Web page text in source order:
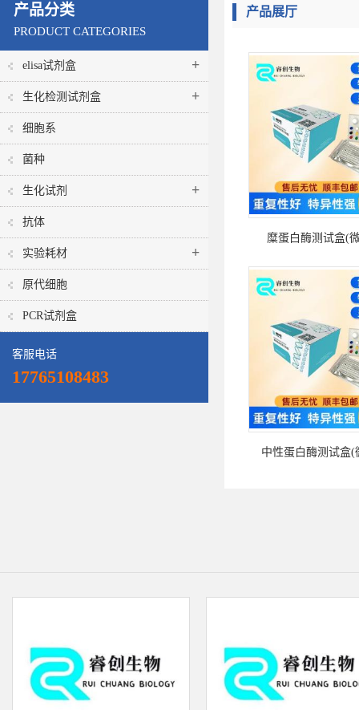
产品分类
PRODUCT CATEGORIES
elisa试剂盒 +
生化检测试剂盒 +
细胞系
菌种
生化试剂 +
抗体
实验耗材 +
原代细胞
PCR试剂盒
客服电话
17765108483
产品展厅
糜蛋白酶测试盒(
中性蛋白酶测试盒(